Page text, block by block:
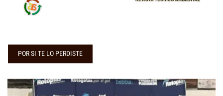
POR SI TE LO PERDISTE